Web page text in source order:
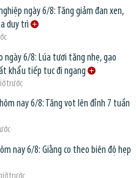
ngày 6/8: Tăng giảm đan xen,
duy trì
ngày 6/8: Lúa tươi tăng nhẹ, gạo
khẩu tiếp tục đi ngang
trước
nay 6/8: Tăng vọt lên đỉnh 7 tuần
nay 6/8: Giằng co theo biên độ hẹp